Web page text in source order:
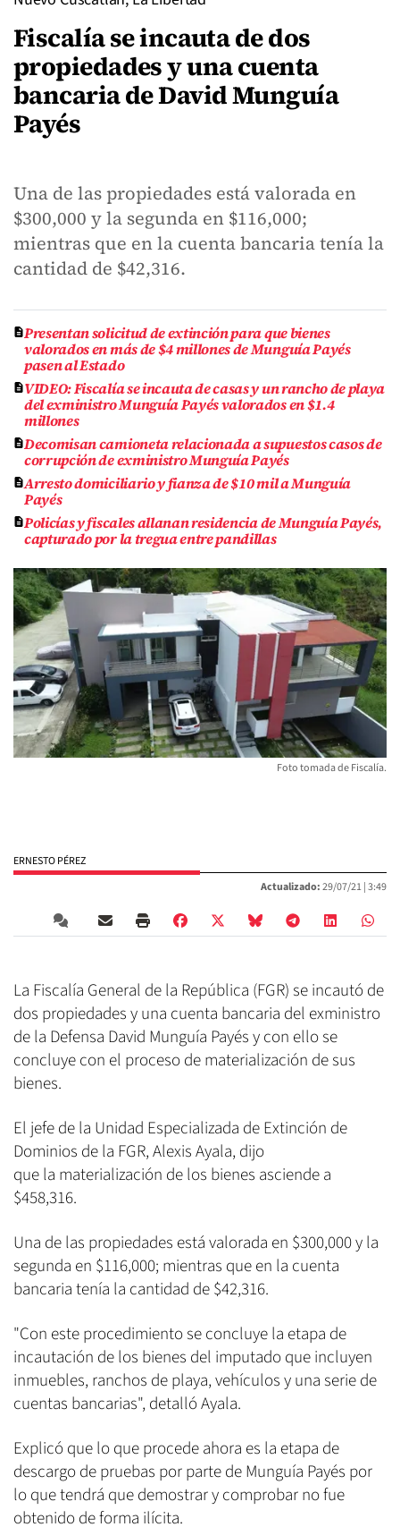
Fiscalía se incauta de dos
propiedades y una cuenta
bancaria de David Munguía
Payés
Una de las propiedades está valorada en
$300,000 y la segunda en $116,000;
mientras que en la cuenta bancaria tenía la
cantidad de $42,316.
Presentan solicitud de extinción para que bienes
valorados en más de $4 millones de Munguía Payés
pasen al Estado
VIDEO: Fiscalía se incauta de casas y un rancho de playa
del exministro Munguía Payés valorados en $1.4
millones
Decomisan camioneta relacionada a supuestos casos de
corrupción de exministro Munguía Payés
Arresto domiciliario y fianza de $10 mil a Munguía
Payés
Policías y fiscales allanan residencia de Munguía Payés,
capturado por la tregua entre pandillas
Foto tomada de Fiscalía.
ERNESTO PÉREZ
Actualizado:29/07/21 | 3:49
La Fiscalía General de la República (FGR) se incautó de
dos propiedades y una cuenta bancaria del exministro
de la Defensa David Munguía Payés y con ello se
concluye con el proceso de materialización de sus
bienes.
El jefe de la Unidad Especializada de Extinción de
Dominios de la FGR, Alexis Ayala, dijo
que la materialización de los bienes asciende a
$458,316.
Una de las propiedades está valorada en $300,000 y la
segunda en $116,000; mientras que en la cuenta
bancaria tenía la cantidad de $42,316.
"Con este procedimiento se concluye la etapa de
incautación de los bienes del imputado que incluyen
inmuebles, ranchos de playa, vehículos y una serie de
cuentas bancarias", detalló Ayala.
Explicó que lo que procede ahora es la etapa de
descargo de pruebas por parte de Munguía Payés por
lo que tendrá que demostrar y comprobar no fue
obtenido de forma ilícita.